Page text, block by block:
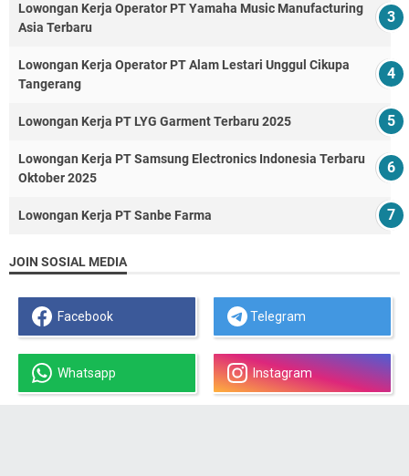
Lowongan Kerja Operator PT Yamaha Music Manufacturing
Asia Terbaru
Lowongan Kerja Operator PT Alam Lestari Unggul Cikupa
Tangerang
Lowongan Kerja PT LYG Garment Terbaru 2025
Lowongan Kerja PT Samsung Electronics Indonesia Terbaru
Oktober 2025
Lowongan Kerja PT Sanbe Farma
JOIN SOSIAL MEDIA
Facebook Telegram
Whatsapp Instagram